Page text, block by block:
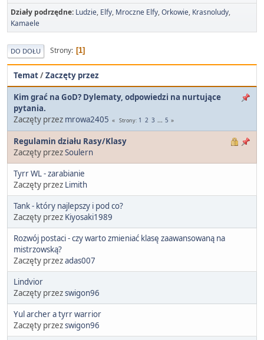
Działy podrzędne Ludzie Elfy Mroczne Elfy Orkowie Krasnoludy
Kamaele
DO DOŁU Strony 1
Temat/Zaczęty przez
Kim grać na GoD? Dylematy, odpowiedzi na nurtujące
pytania.
Zaczęty przez mrowa2405 Strony 1 2 3 ... 5
Regulamin działu Rasy/Klasy
Zaczęty przezSoulern
Tyrr WL - zarabianie
Zaczęty przez Limith
Tank - który najlepszy i pod co?
Zaczęty przez Kiyosaki1989
Rozwój postaci - czy warto zmieniać klasę zaawansowaną na
mistrzowską?
Zaczęty przezadas007
Lindvior
Zaczęty przezswigon96
Yul archer a tyrr warrior
Zaczęty przezswigon96